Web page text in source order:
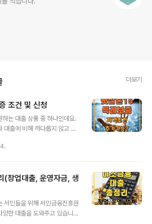
더보기
조건 및 신청
는 대출 상품 중 하나인데요.
대출에 비해 까다롭지 않고 이
건에 대해 알아보고, 추가대출
수 하위 20%에 해당하는 경우
수 있습니다. 또한, 만 19세
소득자이며, 3개월 이상의 재
합니다. 연금소득자의 경우에
(창업대출, 운영자금, 생
서민들을 위해 서민금융진흥원
한 대출을 도와주고 있습니